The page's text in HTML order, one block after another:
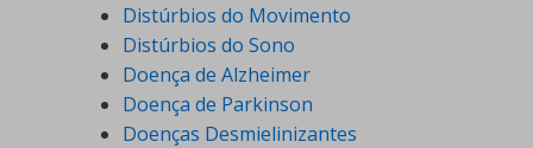
Distúrbios do Movimento
Distúrbios do Sono
Doença de Alzheimer
Doença de Parkinson
Doenças Desmielinizantes